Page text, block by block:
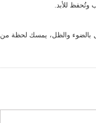
وتُحفظ للأبد.
بالضوء والظل، يمسك لحظة من